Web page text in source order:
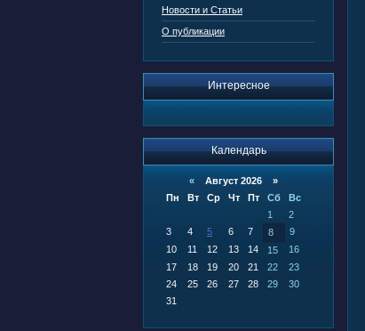
Новости и Статьи
О публикации
Интересное
Календарь
« Август 2026 »
Пн
Вт Ср Чт Пт Сб
Вс
1
2
3
4 5 6 7 8
9
10
11 12 13 14 15
16
17
18 19 20 21 22
23
24
25 26 27 28 29
30
31